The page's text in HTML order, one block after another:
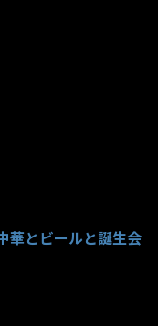
華とビールと誕生会